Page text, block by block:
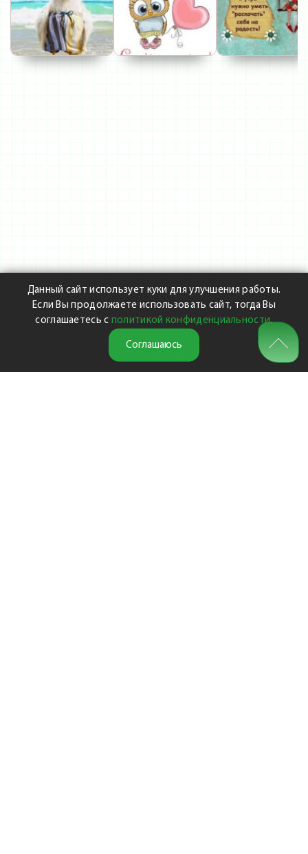
Данный сайт использует куки для улучшения работы.
Если Вы продолжаете использовать сайт, тогда Вы
соглашаетесь с политикой конфиденциальности.
Соглашаюсь